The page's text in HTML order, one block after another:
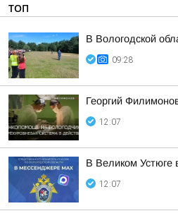
ТОП
В Вологодской
09:28
Георгий
12:07
В Великом Устюге
12:07